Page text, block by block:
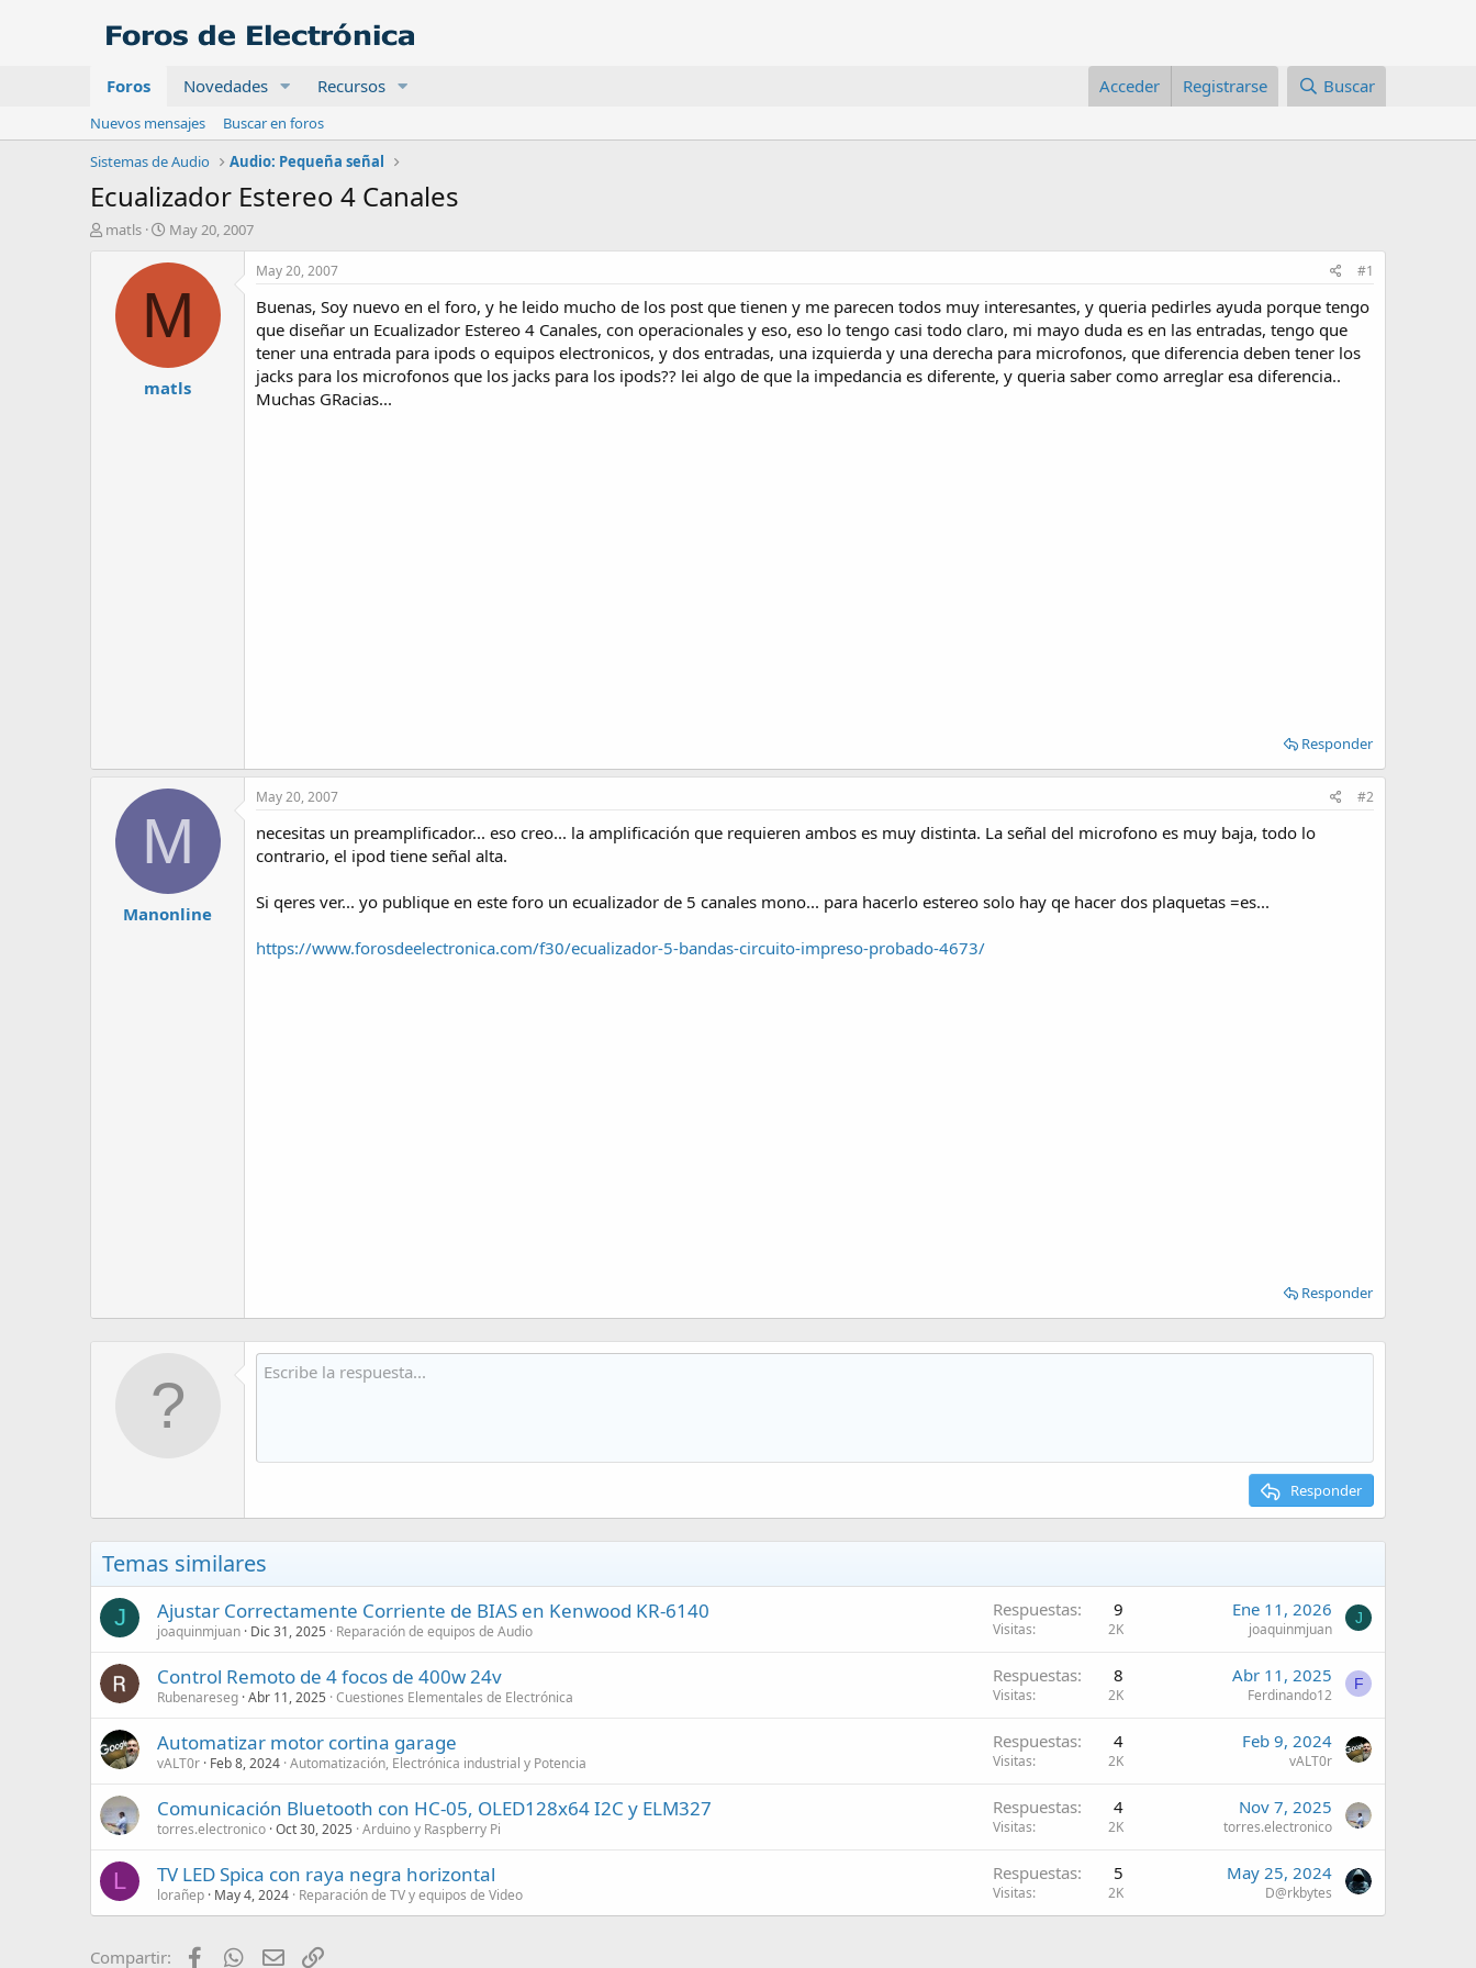
Foros Novedades Recursos Acceder Registrarse Buscar
Nuevos mensajes
Buscar en foros
Sistemas de Audio
Audio: Pequeña señal
Ecualizador Estereo 4 Canales
A
matls
F
c
a
d
i
n
May 20, 2007
M
matls
May 20, 2007 #1
Buenas, Soy nuevo en el foro, y he leido mucho de los post que tienen y me parecen todos muy interesantes, y queria pedirles ayuda porque tengo
que diseñar un Ecualizador Estereo 4 Canales, con operacionales y eso, eso lo tengo casi todo claro, mi mayo duda es en las entradas, tengo que
tener una entrada para ipods o equipos electronicos, y dos entradas, una izquierda y una derecha para microfonos, que diferencia deben tener los
jacks para los microfonos que los jacks para los ipods?? lei algo de que la impedancia es diferente, y queria saber como arreglar esa diferencia..
Muchas GRacias...
Responder
M
Manonline
May 20, 2007 #2
necesitas un preamplificador... eso creo... la amplificación que requieren ambos es muy distinta. La señal del microfono es muy baja, todo lo
contrario, el ipod tiene señal alta.
Si qeres ver... yo publique en este foro un ecualizador de 5 canales mono... para hacerlo estereo solo hay qe hacer dos plaquetas =es...
https://www.forosdeelectronica.com/f30/ecualizador-5-bandas-circuito-impreso-probado-4673/
Responder
Responder
Temas similares
J Ajustar Correctamente Corriente de BIAS en Kenwood KR-6140
joaquinmjuan Dic 31, 2025 Reparación de equipos de Audio
Respuestas 9
Visitas 2K
Ene 11, 2026
joaquinmjuan
J
Control Remoto de 4 focos de 400w 24v
Rubenareseg Abr 11, 2025 Cuestiones Elementales de Electrónica
Respuestas 8
Visitas 2K
Abr 11, 2025
Ferdinando12
F
Automatizar motor cortina garage
vALT0r Feb 8, 2024 Automatización, Electrónica industrial y Potencia
Respuestas 4
Visitas 2K
Feb 9, 2024
vALT0r
Comunicación Bluetooth con HC-05, OLED128x64 I2C y ELM327
torres.electronico Oct 30, 2025 Arduino y Raspberry Pi
Respuestas 4
Visitas 2K
Nov 7, 2025
torres.electronico
L TV LED Spica con raya negra horizontal
lorañep May 4, 2024 Reparación de TV y equipos de Video
Respuestas 5
Visitas 2K
May 25, 2024
D@rkbytes
Compartir: FacebookWhatsApp
Email